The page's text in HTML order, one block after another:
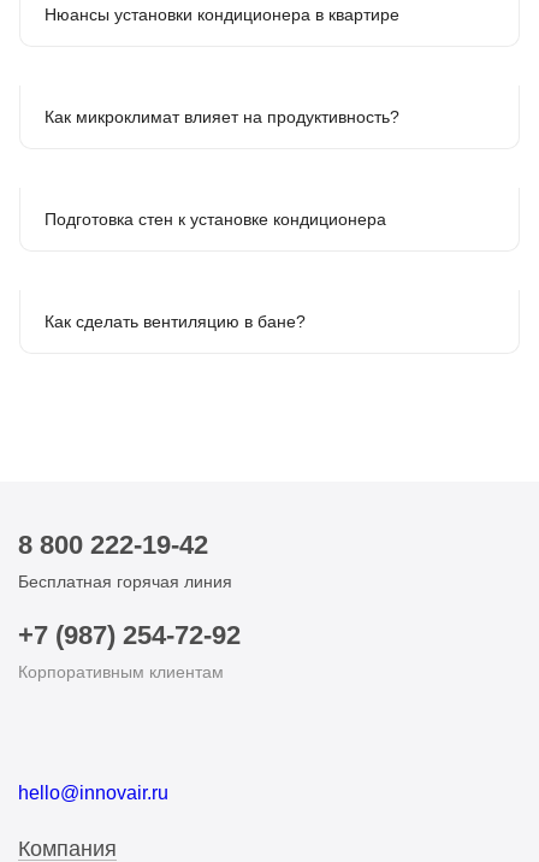
Нюансы установки кондиционера в квартире
Как микроклимат влияет на продуктивность?
Подготовка стен к установке кондиционера
Как сделать вентиляцию в бане?
8 800 222-19-42
Бесплатная горячая линия
+7 (987) 254-72-92
Корпоративным клиентам
hello@innovair.ru
Компания